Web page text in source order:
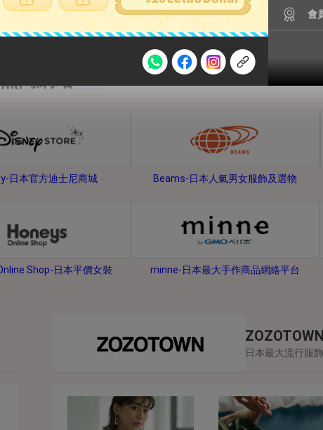
員帳戶中。
可掃瞄QRcode下載APP。
券、儲值卡……等等」、48小時外付款、
行通知，將以官網公告為準。
會
熱門網站
日本官方迪士尼商城 Beams-日本人氣男女服飾及選物
Shop-日本平價女裝 minne-日本最大手作商品網絡平台
日本最大流行服